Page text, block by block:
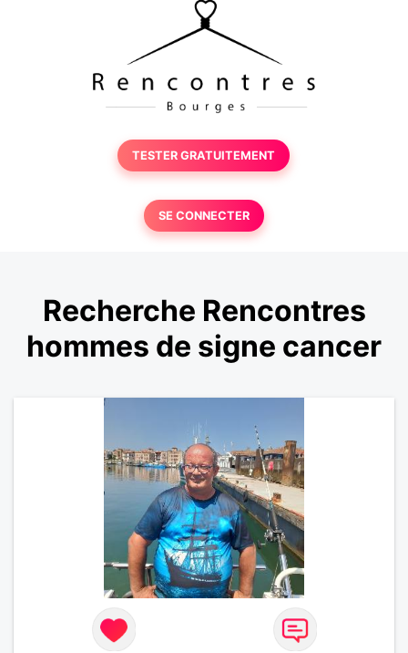
TESTER GRATUITEMENT
SE CONNECTER
Recherche Rencontres
hommes de signe cancer